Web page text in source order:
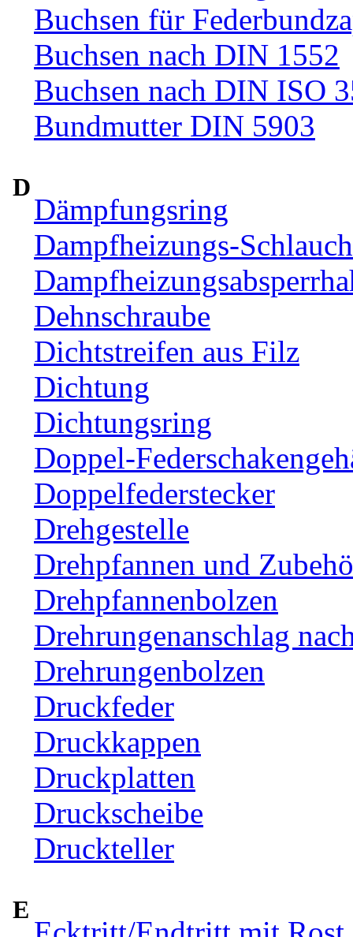
Buchsen für
Buchsen nach DIN 1552
Buchsen nach DIN ISO
Bundmutter DIN 5903
D
Dämpfungsring
Dampfheizungs-
Dehnschraube
Dichtstreifen aus Filz
Dichtung
Dichtungsring
Doppel-
Doppelfederstecker
Drehgestelle
Drehpfannen und
Drehpfannenbolzen
Drehrungenanschlag
Drehrungenbolzen
Druckfeder
Druckkappen
Druckplatten
Druckscheibe
Druckteller
E